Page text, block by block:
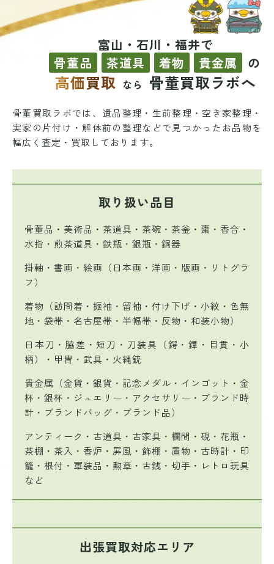
富山・石川・福井で
骨董品
茶道具 着物 貴金属 の
高価買取 なら 骨董買取ラボへ
骨董買取ラボでは、遺品整理・生前整理・空き家整理・
実家の片付け・解体前の整理などで見つかったお品物を
幅広く査定・買取しております。
取り扱い品目
骨董品・美術品・茶道具・茶碗・茶釜・棗・香合・
水指・煎茶道具・鉄瓶・銀瓶・銅器
掛軸・書画・絵画（日本画・洋画・版画・リトグラ
フ）
着物（訪問着・振袖・留袖・付け下げ・小紋・色無
地・袋帯・名古屋帯・半幅帯・反物・和装小物）
日本刀・脇差・短刀・刀装具（鍔・鐔・目貫・小
柄）・甲冑・武具・火縄銃
貴金属（金貨・銀貨・記念メダル・インゴット・金
杯・銀杯・ジュエリー・アクセサリー・ブランド時
計・ブランドバッグ・ブランド品）
アンティーク・古道具・古家具・欄間・硯・花瓶・
茶棚・茶入・香炉・屏風・飾棚・置物・古時計・印
籠・根付・軍装品・勲章・古銭・切手・レトロ玩具
など
出張買取対応エリア